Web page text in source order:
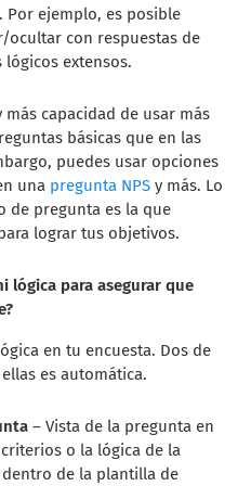
Por ejemplo, es posible
ocultar con respuestas de
extensos.
capacidad de usar más
básicas que en las
puedes usar opciones
una pregunta NPS y más. Lo
de pregunta es la que
lograr tus objetivos.
lógica para asegurar que
en tu encuesta. Dos de
es automática.
– Vista de la pregunta en
o la lógica de la
dentro de la plantilla de